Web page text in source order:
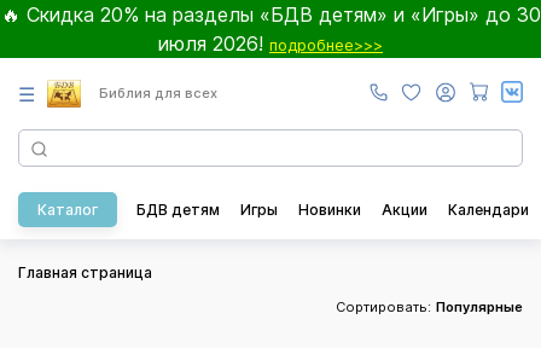
🔥 Скидка 20% на разделы «БДВ детям» и «Игры» до 30
июля 2026! подробнее>>>
☰ Библия для всех
Каталог БДВ детям Игры Новинки Акции Календари
Главная страница
Сортировать: Популярные